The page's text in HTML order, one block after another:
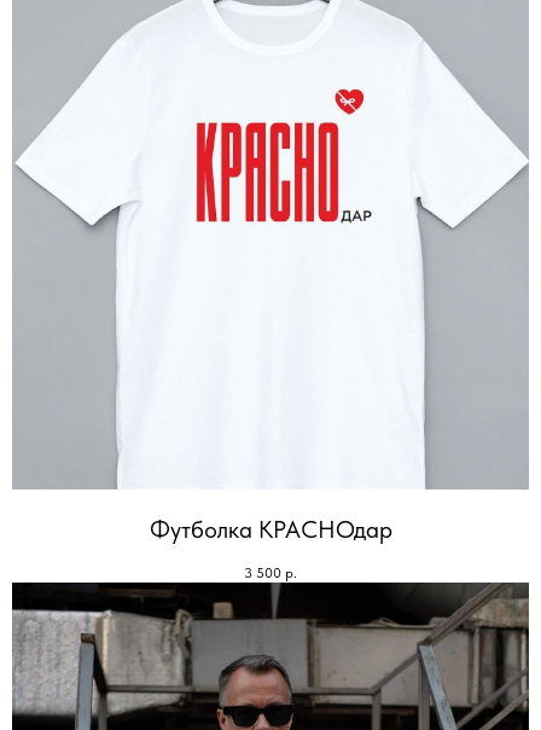
Футболка КРАСНОдар
3 500 р.